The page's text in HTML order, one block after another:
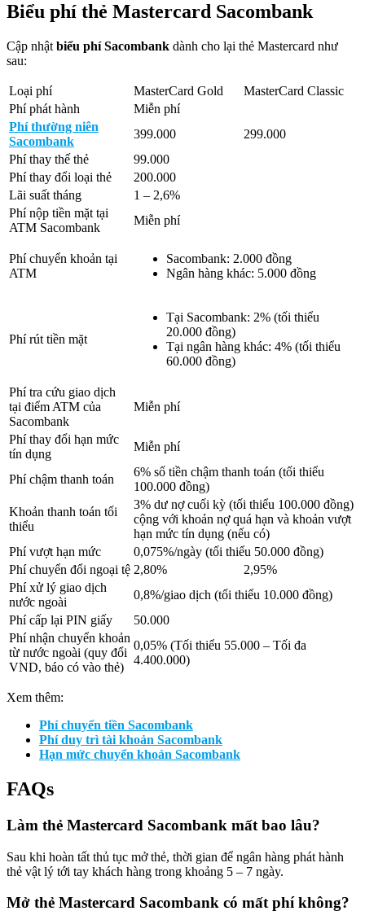
Biểu phí thẻ Mastercard Sacombank
Cập nhật biểu phí Sacombank dành cho lại thẻ Mastercard như
sau:
Loại phí MasterCard Gold
MasterCard Classic
Phí phát hành
Miễn phí
Phí thường niên
Sacombank
399.000
299.000
Phí thay thế thẻ
99.000
Phí thay đổi loại thẻ
200.000
Lãi suất tháng
1 – 2,6%
Phí nộp tiền mặt tại
ATM Sacombank
Miễn phí
Phí chuyển khoản tại
ATM
Sacombank: 2.000 đồng
Ngân hàng khác: 5.000 đồng
Phí rút tiền mặt
Tại Sacombank: 2% (tối thiểu
20.000 đồng)
Tại ngân hàng khác: 4% (tối thiểu
60.000 đồng)
Phí tra cứu giao dịch
tại điểm ATM của
Sacombank
Miễn phí
Phí thay đổi hạn mức
tín dụng
Miễn phí
Phí chậm thanh toán
6% số tiền chậm thanh toán (tối thiểu
100.000 đồng)
Khoản thanh toán tối
thiểu
3% dư nợ cuối kỳ (tối thiểu 100.000 đồng)
cộng với khoản nợ quá hạn và khoản vượt
hạn mức tín dụng (nếu có)
Phí vượt hạn mức
0,075%/ngày (tối thiểu 50.000 đồng)
Phí chuyển đổi ngoại tệ 2,80%
2,95%
Phí xử lý giao dịch
nước ngoài
0,8%/giao dịch (tối thiểu 10.000 đồng)
Phí cấp lại PIN giấy
50.000
Phí nhận chuyển khoản
từ nước ngoài (quy đổi
VND, báo có vào thẻ)
0,05% (Tối thiểu 55.000 – Tối đa
4.400.000)
Xem thêm:
Phí chuyển tiền Sacombank
Phí duy trì tài khoản Sacombank
Hạn mức chuyển khoản Sacombank
FAQs
Làm thẻ Mastercard Sacombank mất bao lâu?
Sau khi hoàn tất thủ tục mở thẻ, thời gian để ngân hàng phát hành
thẻ vật lý tới tay khách hàng trong khoảng 5 – 7 ngày.
Mở thẻ Mastercard Sacombank có mất phí không?